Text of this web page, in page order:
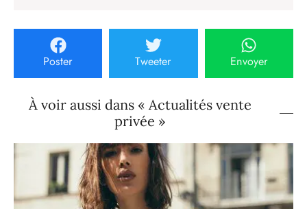
Poster Tweeter Envoyer
À voir aussi dans « Actualités vente
privée »